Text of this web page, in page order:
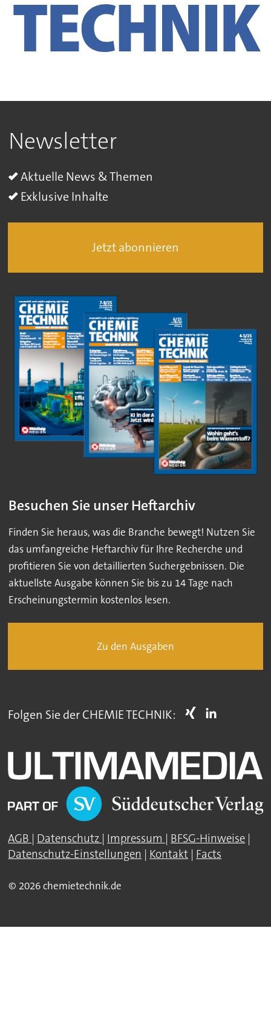
Newsletter
Aktuelle News & Themen
Exklusive Inhalte
Jetzt abonnieren
Besuchen Sie unser Heftarchiv
Finden Sie heraus, was die Branche bewegt! Nutzen Sie
das umfangreiche Heftarchiv für Ihre Recherche und
profitieren Sie von detaillierten Suchergebnissen. Die
aktuellste Ausgabe können Sie bis zu 14 Tage nach
Erscheinungstermin kostenlos lesen.
Zu den Ausgaben
Folgen Sie der CHEMIE TECHNIK:
AGB Datenschutz Impressum BFSG-Hinweise
Datenschutz-Einstellungen
Kontakt Facts
© 2026 chemietechnik.de